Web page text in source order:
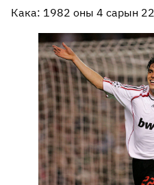
Кака: 1982 оны 4 сарын 22